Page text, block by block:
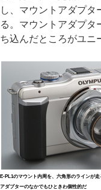
し、マウントアダプタ
る。マウントアダプタ
ち込んだところがユニ
E-PL1のマウント内周を、六角形のラインが
アダプターのなかでもひときわ個性的だ